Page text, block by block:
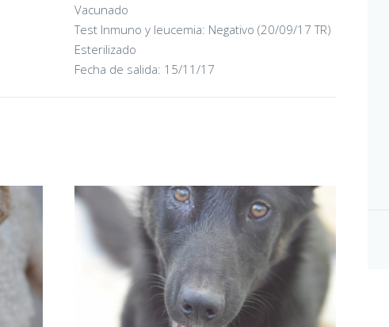
Vacunado
Test Inmuno y leucemia: Negativo (20/09/17 TR)
Esterilizado
Fecha de salida: 15/11/17
02/06/2026